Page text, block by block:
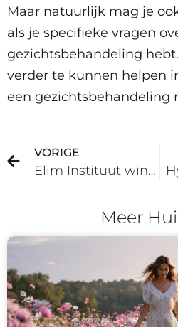
Maar natuurlijk mag je
als je specifieke vragen
gezichtsbehandeling
verder te kunnen helpen
een gezichtsbehandeling
VORIGE
Elim Instituut wint prijs beste huidspecialist
Meer